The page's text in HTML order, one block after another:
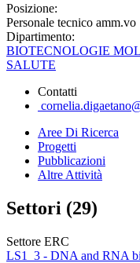
Posizione:
Personale tecnico amm.vo
Dipartimento:
BIOTECNOLOGIE
SALUTE
Contatti
Aree Di Ricerca
Progetti
Pubblicazioni
Altre Attività
Settori (29)
Settore ERC
LS1_3 - DNA and RNA